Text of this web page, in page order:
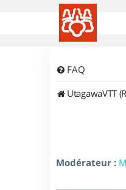
FAQ
UtagawaVTT
Modérateur :